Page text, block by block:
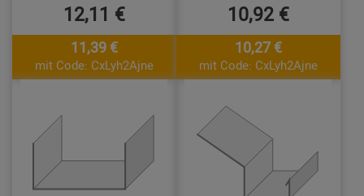
12,11 €
11,39 €
mit Code: CxLyh2Ajne
10,92 €
10,27 €
mit Code: CxLyh2Ajne